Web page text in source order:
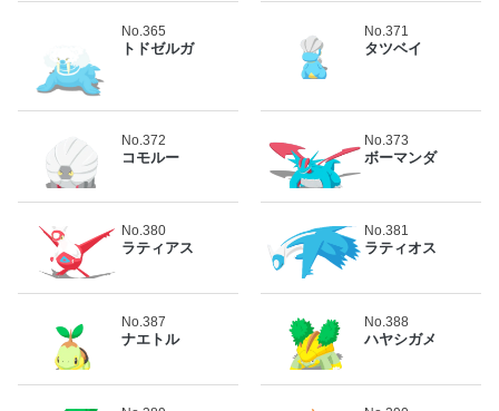
No.365
トドゼルガ
No.371
タツベイ
No.372
コモルー
No.373
ボーマンダ
No.380
ラティアス
No.381
ラティオス
No.387
ナエトル
No.388
ハヤシガメ